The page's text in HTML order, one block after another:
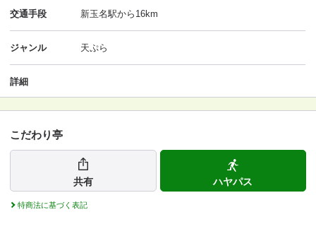
交通手段 新玉名駅から16km
ジャンル 天ぷら
詳細
こだわり亭
共有 ハヤパス
特商法に基づく表記